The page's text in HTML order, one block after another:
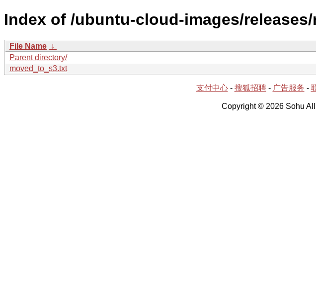
Index of /ubuntu-cloud-images/
File Name ↓
Parent directory/
moved_to_s3.txt
支付中心- 搜狐招聘- 广告服务 -
Copyright © 2026 Sohu